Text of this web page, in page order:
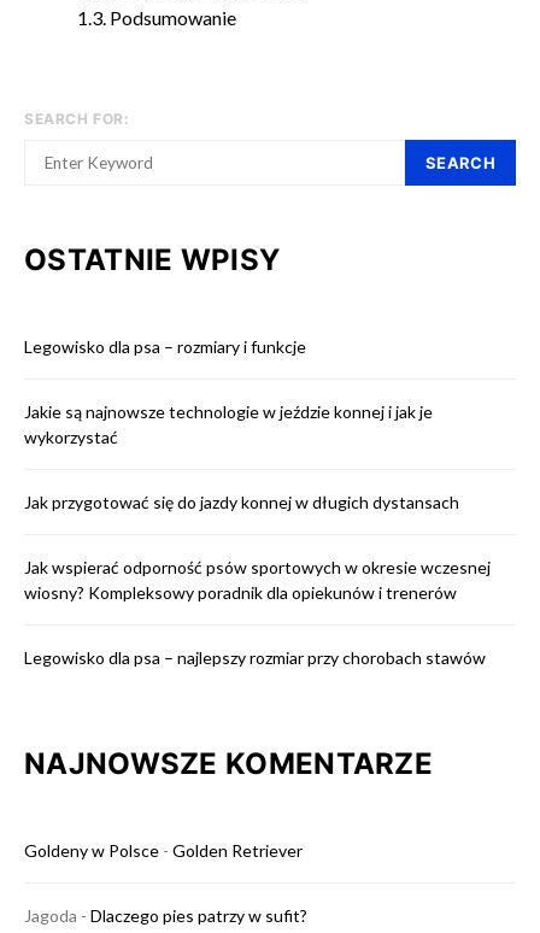
Podsumowanie
SEARCH FOR:
SEARCH
OSTATNIE WPISY
Legowisko dla psa – rozmiary i funkcje
Jakie są najnowsze technologie w jeździe konnej i jak je
wykorzystać
Jak przygotować się do jazdy konnej w długich dystansach
Jak wspierać odporność psów sportowych w okresie wczesnej
wiosny? Kompleksowy poradnik dla opiekunów i trenerów
Legowisko dla psa – najlepszy rozmiar przy chorobach stawów
NAJNOWSZE KOMENTARZE
Goldeny w Polsce - Golden Retriever
Jagoda - Dlaczego pies patrzy w sufit?